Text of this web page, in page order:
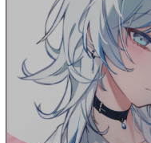
ご利用規約
プライバシーポ
お問い合わせ (